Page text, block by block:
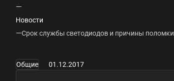
—
Новости
—Срок службы светодиодов и причины поломки
Общие 01.12.2017